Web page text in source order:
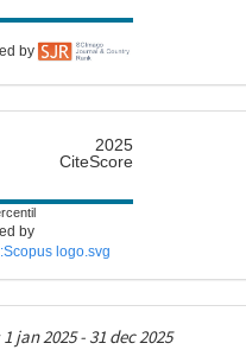
by
2025
CiteScore
by
jan 2025 - 31 dec 2025